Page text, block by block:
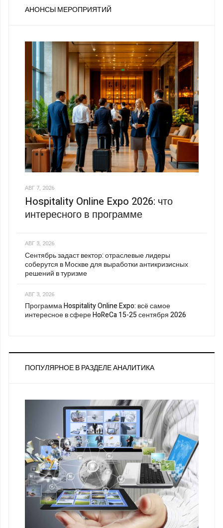
АНОНСЫ МЕРОПРИЯТИЙ
АВГ 7, 2026
Hospitality Online Expo 2026: что
интересного в программе
АВГ 3, 2026
Сентябрь задаст вектор: отраслевые лидеры
соберутся в Москве для выработки антикризисных
решений в туризме
АВГ 3, 2026
Программа Hospitality Online Expo: всё самое
интересное в сфере HoReCa 15-25 сентября 2026
ПОПУЛЯРНОЕ В РАЗДЕЛЕ АНАЛИТИКА